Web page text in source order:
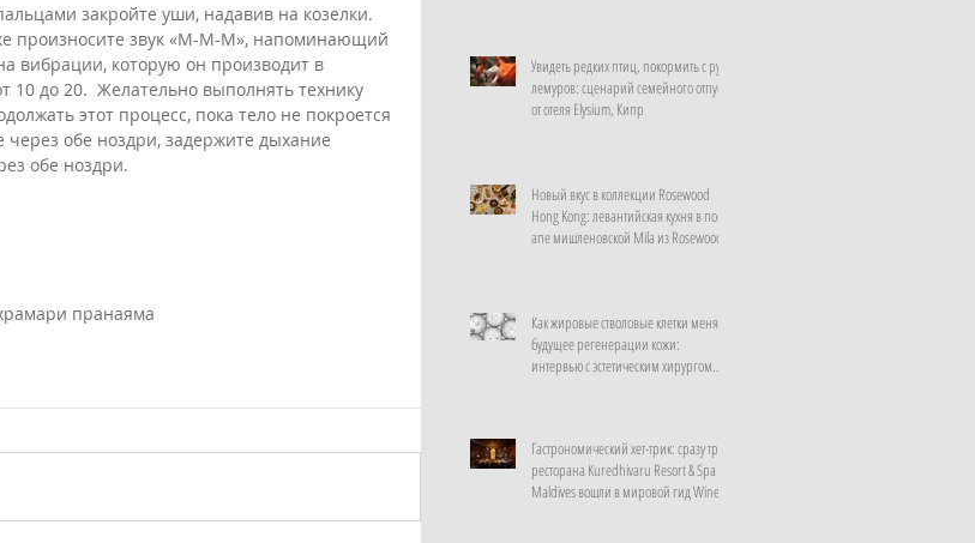
закройте уши, надавив на козелки.
произносите звук «М-М-М», напоминающий
вибрации, которую он производит в
10 до 20.  Желательно выполнять технику
этот процесс, пока тело не покроется
через обе ноздри, задержите дыхание
обе ноздри.
пранаяма
Увидеть редких птиц, покормить с рук
лемуров: сценарий семейного отпуска
от отеля Elysium, Кипр
Новый вкус в коллекции Rosewood
Hong Kong: левантийская кухня в поп-
апе мишленовской Mila из Rosewood
Как жировые стволовые клетки меняют
будущее регенерации кожи:
интервью с эстетическим хирургом
Гастрономический хет-трик: сразу три
ресторана Kuredhivaru Resort & Spa
Maldives вошли в мировой гид Wine